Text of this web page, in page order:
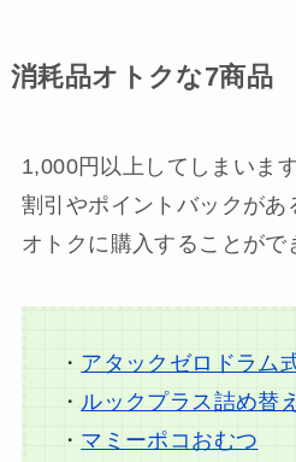
消耗品オトクな7商品
1,000円以上してしまいま
割引やポイントバックがあ
オトクに購入することがで
・ アタックゼロドラム
・ ルックプラス詰め替
・ マミーポコおむつ